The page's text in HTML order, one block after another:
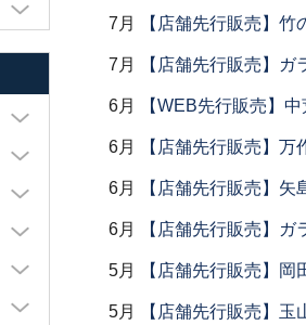
7月 【店舗先行販売】竹
7月 【店舗先行販売】ガ
6月 【WEB先行販売】
6月 【店舗先行販売】万
6月 【店舗先行販売】
6月 【店舗先行販売】ガ
5月 【店舗先行販売】岡
5月 【店舗先行販売】